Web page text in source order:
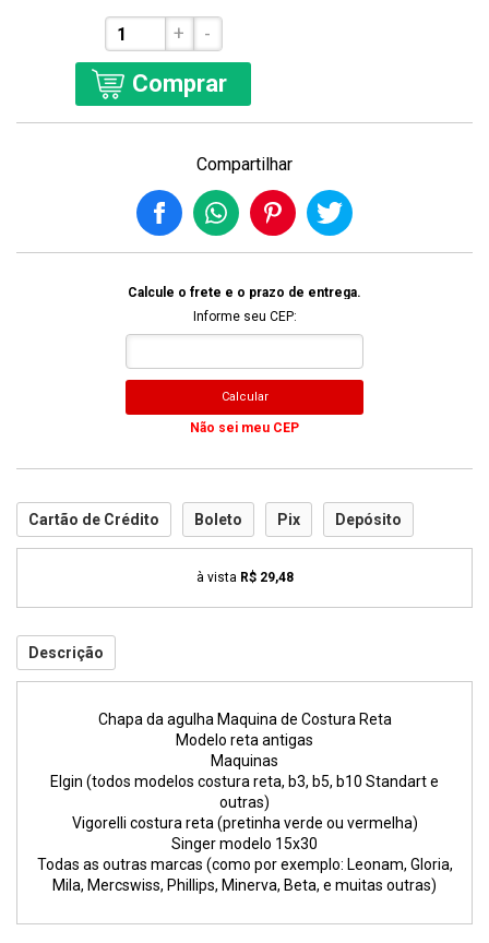
+ -
Comprar
Compartilhar
Calcule o frete e o prazo de entrega.
Informe seu CEP:
Calcular
Não sei meu CEP
Cartão de Crédito Boleto Pix Depósito
à vista R$ 29,48
Descrição
Chapa da agulha Maquina de Costura Reta
Modelo reta antigas
Maquinas
Elgin (todos modelos costura reta, b3, b5, b10 Standart e
outras)
Vigorelli costura reta (pretinha verde ou vermelha)
Singer modelo 15x30
Todas as outras marcas (como por exemplo: Leonam, Gloria,
Mila, Mercswiss, Phillips, Minerva, Beta, e muitas outras)